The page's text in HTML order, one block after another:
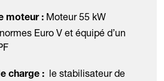
moteur : Moteur 55 kW
Euro V et équipé d’un
charge : le stabilisateur de